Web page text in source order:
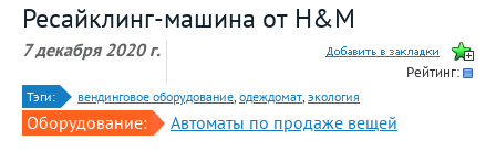
Ресайклинг-машина от H&M
7 декабря 2020 г.
Рейтинг:
Тэги: вендинговое оборудование, одеждомат, экология
Оборудование: Автоматы по продаже вещей